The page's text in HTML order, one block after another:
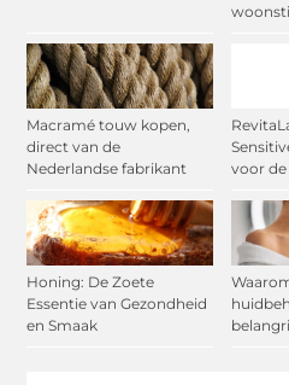
Macramé touw kopen,
direct van de
Nederlandse fabrikant
voor
Honing: De Zoete
Essentie van Gezondheid
en Smaak